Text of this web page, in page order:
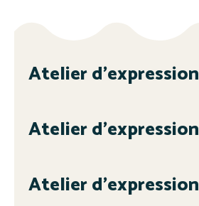
Atelier d’expression
Atelier d’expression
Atelier d’expression